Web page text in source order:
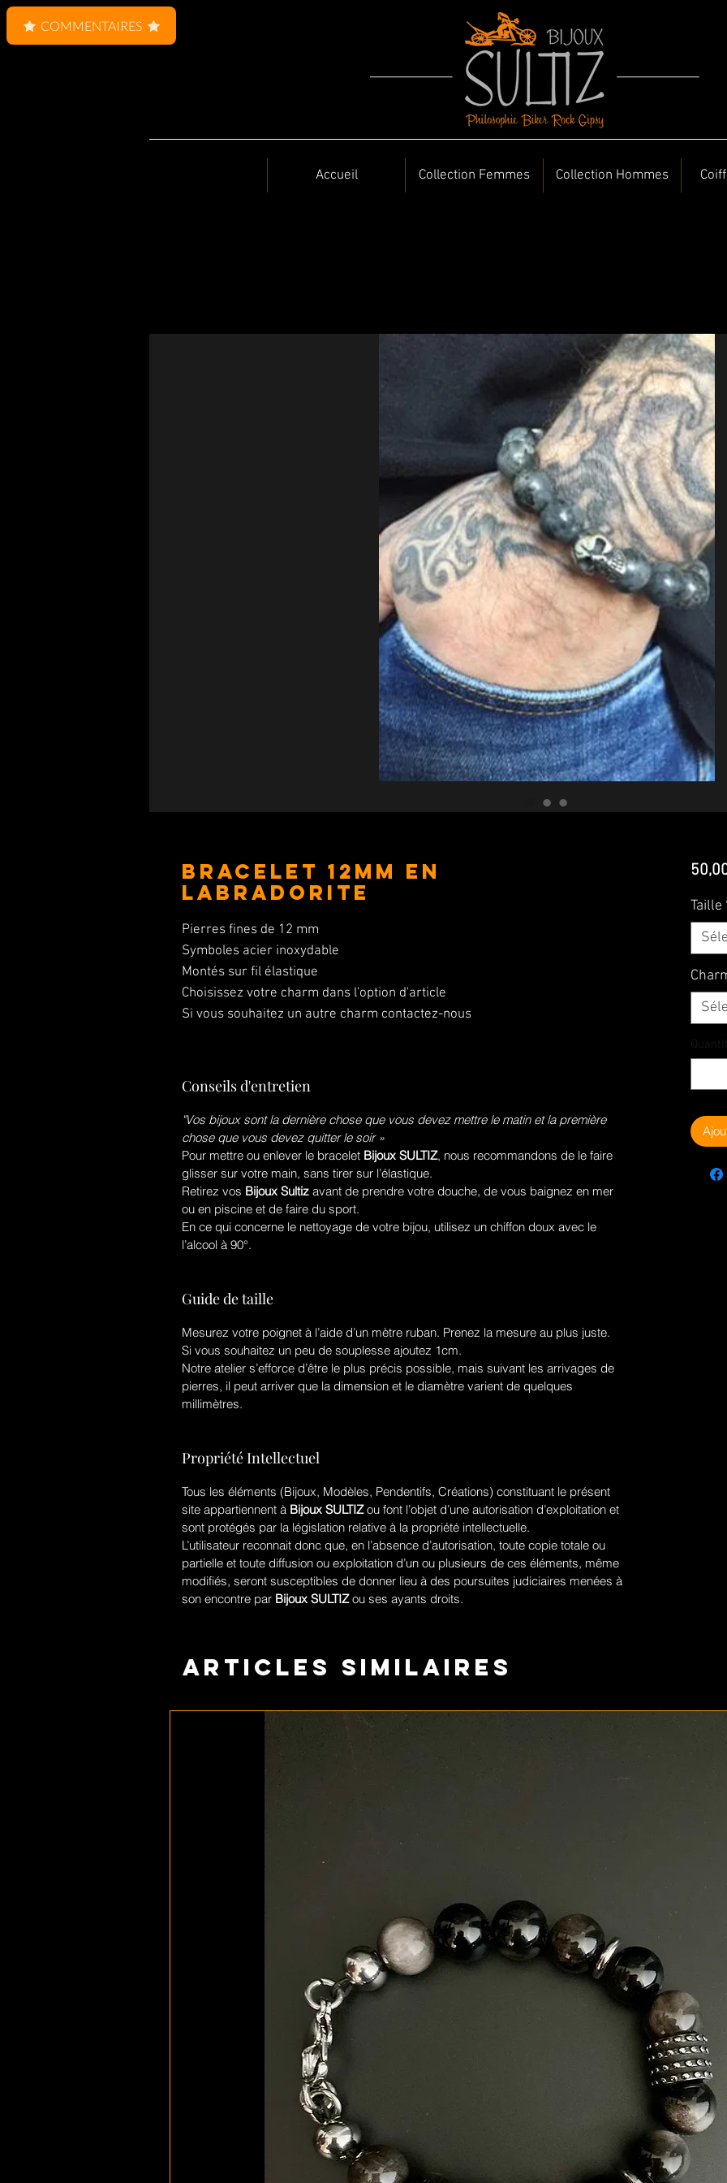
Accueil Collection Femmes Collection Hommes
BRACELET 12MM en
Labradorite
Pierres fines de 12 mm
Symboles acier inoxydable
Montés sur fil élastique
Choisissez votre charm dans l'option d'article
Si vous souhaitez un autre charm contactez-nous
Conseils d'entretien
"Vos bijoux sont la dernière chose que vous devez mettre le matin et la première
chose que vous devez quitter le soir »
Pour mettre ou enlever le bracelet Bijoux SULTIZ, nous recommandons de le faire
glisser sur votre main, sans tirer sur l’élastique.
Retirez vos Bijoux Sultiz avant de prendre votre douche, de vous baignez en mer
ou en piscine et de faire du sport.
En ce qui concerne le nettoyage de votre bijou, utilisez un chiffon doux avec le
l’alcool à 90°.
Guide de taille
Mesurez votre poignet à l’aide d’un mètre ruban. Prenez la mesure au plus juste.
Si vous souhaitez un peu de souplesse ajoutez 1cm.
Notre atelier s’efforce d’être le plus précis possible, mais suivant les arrivages de
pierres, il peut arriver que la dimension et le diamètre varient de quelques
millimètres.
Propriété Intellectuel
Tous les éléments (Bijoux, Modèles, Pendentifs, Créations) constituant le présent
site appartiennent à Bijoux SULTIZou font l’objet d’une autorisation d’exploitation et
sont protégés par la législation relative à la propriété intellectuelle.
L’utilisateur reconnait donc que, en l’absence d’autorisation, toute copie totale ou
partielle et toute diffusion ou exploitation d’un ou plusieurs de ces éléments, même
modifiés, seront susceptibles de donner lieu à des poursuites judiciaires menées à
son encontre par Bijoux SULTIZou ses ayants droits.
Taille
Articles similaires
COMMENTAIRES